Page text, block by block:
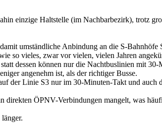
einzige Haltstelle (im Nachbarbezirk), trotz
umständliche Anbindung an die S-
so vieles, zwar vor vielen, vielen Jahren
dessen können nur die Nachtbuslinien mit
angenehm ist, als der richtiger Busse.
der Linie S3 nur im 30-Minuten-Takt und auch
ÖPNV-Verbindungen mangelt, was